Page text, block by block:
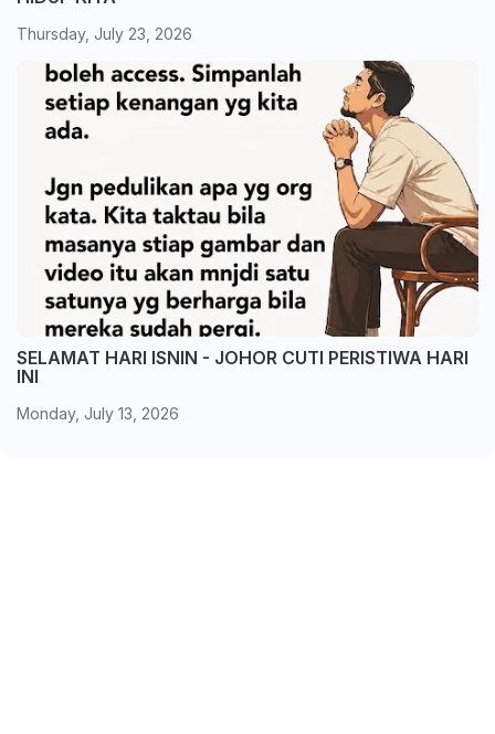
Thursday, July 23, 2026
SELAMAT HARI ISNIN - JOHOR CUTI PERISTIWA HARI
INI
Monday, July 13, 2026